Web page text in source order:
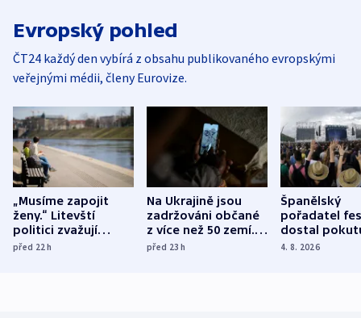
Evropský pohled
ČT24 každý den vybírá z obsahu publikovaného evropskými
veřejnými médii, členy Eurovize.
„Musíme zapojit
ženy.“ Litevští
politici zvažují
dohodu o
před 22h
Na Ukrajině jsou
zadržováni občané
z více než 50 zemí.
Bojovali na straně
před 23h
Španělský
pořadatel
dostal
nekalé
4. 8. 2026